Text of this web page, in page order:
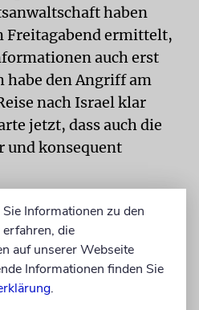
haben
Freitagabend ermittelt,
auch erst
habe den Angriff am
nach Israel klar
jetzt, dass auch die
und konsequent
fordert eine
Ihre
Ina Czyborra lehnt
Gründen« ab. Kann bei
Informationen zu den
die
auf unserer Webseite
Informationen finden Sie
.